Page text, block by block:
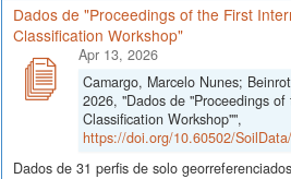
Dados de "Proceedings of the First
Classification Workshop"
Apr 13, 2026
Camargo, Marcelo Nunes;
2026, "Dados de "Proceedings
Classification Workshop"",
https://doi.org/10.60502/
Dados de 31 perfis de solo